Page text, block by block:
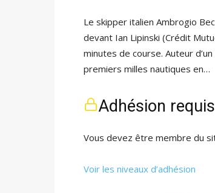
Le skipper italien Ambrogio
devant Ian Lipinski (Crédit
minutes de course. Auteur
premiers milles nautiques en…
Adhésion
Vous devez être membre du
Voir les niveaux d’adhésion